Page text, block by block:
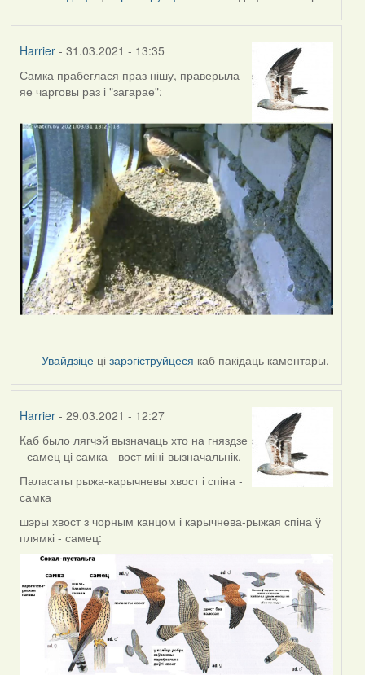
Harrier- 31.03.2021 - 13:35
Самка прабеглася праз нішу, праверыла
яе чарговы раз і "загарае":
Увайдзіце цізарэгіструйцеся каб пакідаць каментары.
Harrier- 29.03.2021 - 12:27
Каб было лягчэй вызначаць хто на гняздзе
- самец ці самка - вост міні-вызначальнік.
Паласаты рыжа-карычневы хвост і спіна -
самка
шэры хвост з чорным канцом і карычнева-рыжая спіна ў
плямкі - самец: